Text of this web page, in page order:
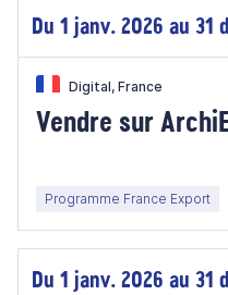
Du 1 janv. 2026 au 31
Digital, France
Vendre sur
Programme France Export
Du 1 janv. 2026 au 31